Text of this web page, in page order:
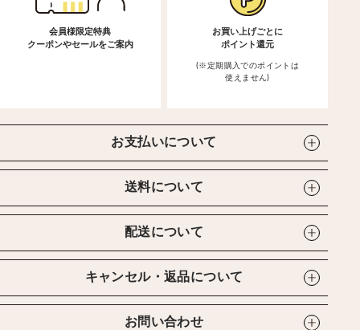
会員様限定特典
クーポンやセールをご案内
お買い上げごとに
ポイント還元
(※定期購入でのポイントは
使えません)
お支払いについて
送料について
配送について
キャンセル・返品について
お問い合わせ